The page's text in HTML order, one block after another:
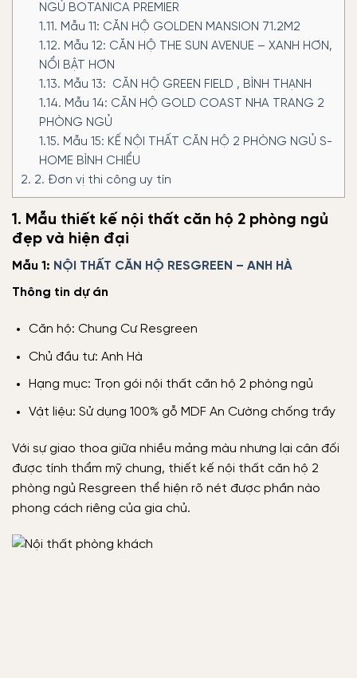
NGỦ BOTANICA PREMIER
1.11. Mẫu 11: CĂN HỘ GOLDEN MANSION 71.2M2
1.12. Mẫu 12: CĂN HỘ THE SUN AVENUE – XANH HƠN,
NỔI BẬT HƠN
1.13. Mẫu 13: CĂN HỘ GREEN FIELD , BÌNH THẠNH
1.14. Mẫu 14: CĂN HỘ GOLD COAST NHA TRANG 2
PHÒNG NGỦ
1.15. Mẫu 15: KẾ NỘI THẤT CĂN HỘ 2 PHÒNG NGỦ S-
HOME BÌNH CHIỂU
2. 2. Đơn vị thi công uy tín
1. Mẫu thiết kế nội thất căn hộ 2 phòng ngủ
đẹp và hiện đại
Mẫu 1: NỘI THẤT CĂN HỘ RESGREEN – ANH HÀ
Thông tin dự án
Căn hộ: Chung Cư Resgreen
Chủ đầu tư: Anh Hà
Hạng mục: Trọn gói nội thất căn hộ 2 phòng ngủ
Vật liệu: Sử dụng 100% gỗ MDF An Cường chống trầy
Với sự giao thoa giữa nhiều mảng màu nhưng lại cân đối
được tính thẩm mỹ chung, thiết kế nội thất căn hộ 2
phòng ngủ Resgreen thể hiện rõ nét được phần nào
phong cách riêng của gia chủ.